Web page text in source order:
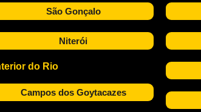
São Gonçalo
Niterói
do Rio
Campos dos Goytacazes